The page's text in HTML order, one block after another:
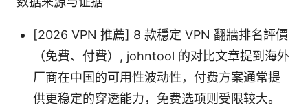
[2026 VPN 推薦] 8 款穩定 VPN 翻牆排名評價
（免費、付費）, johntool 的对比文章提到海外
厂商在中国的可用性波动性，付费方案通常提
供更稳定的穿透能力，免费选项则受限较大。